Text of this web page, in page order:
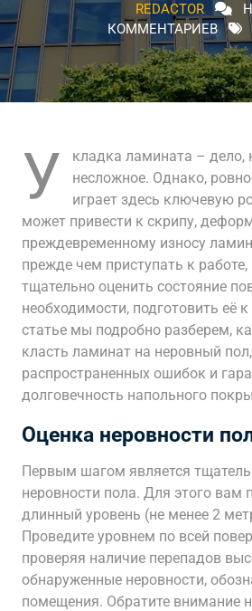
REDACTOR
КОММЕНТАРИЕВ
У
кладка ламината – дело,
несложное. Однако,
играет здесь ключевую
может привести к скрипу,
преждевременному износу
прежде чем приступать к
тщательно оценить состояние
необходимости, подготовить её
статье мы подробно разберем,
класть ламинат на неровный
распространенных ошибок и
долговечность напольного
Оценка неровности
Первым шагом является
неровности пола. Для этого вам
длинный уровень (не менее 2
Проведите уровнем по всей
проверяя наличие перепадов
обнаруженные неровности,
помещения. Обратите внимание